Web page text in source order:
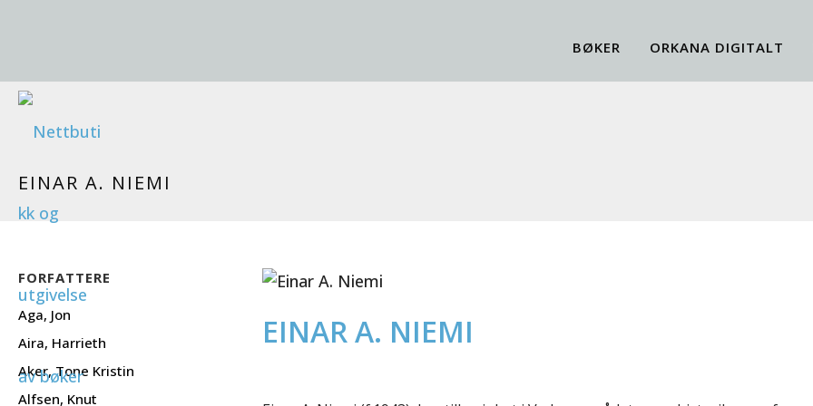
BØKER ORKANA DIGITALT
EINAR A. NIEMI
EINAR A. NIEMI
FORFATTERE
Aga, Jon
Aira, Harrieth
Aker, Tone Kristin
Alfsen, Knut